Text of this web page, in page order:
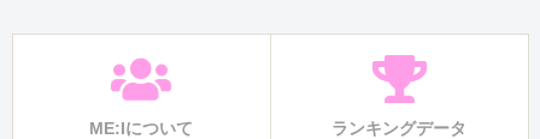
ME:Iについて ランキングデータ